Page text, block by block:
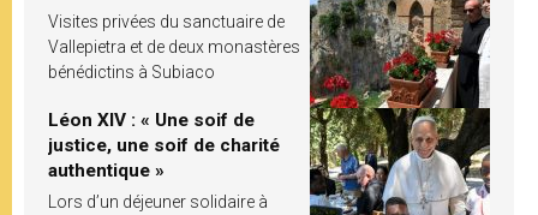
Visites privées du sanctuaire de
Vallepietra et de deux monastères
bénédictins à Subiaco
Léon XIV : « Une soif de
justice, une soif de charité
authentique »
Lors d’un déjeuner solidaire à